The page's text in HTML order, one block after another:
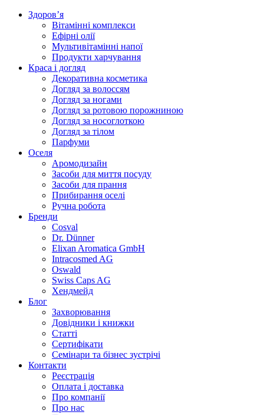
Здоров’я
Вітамінні комплекси
Ефірні олії
Мультивітамінні напої
Продукти харчування
Краса і догляд
Декоративна косметика
Догляд за волоссям
Догляд за ногами
Догляд за ротовою порожниною
Догляд за носоглоткою
Догляд за тілом
Парфуми
Оселя
Аромодизайн
Засоби для миття посуду
Засоби для прання
Прибирання оселі
Ручна робота
Бренди
Cosval
Dr. Dünner
Elixan Aromatica GmbH
Intracosmed AG
Oswald
Swiss Caps AG
Хендмейд
Блог
Захворювання
Довідники і книжки
Статті
Сертифікати
Семінари та бізнес зустрічі
Контакти
Реєстрація
Оплата і доставка
Про компанії
Про нас